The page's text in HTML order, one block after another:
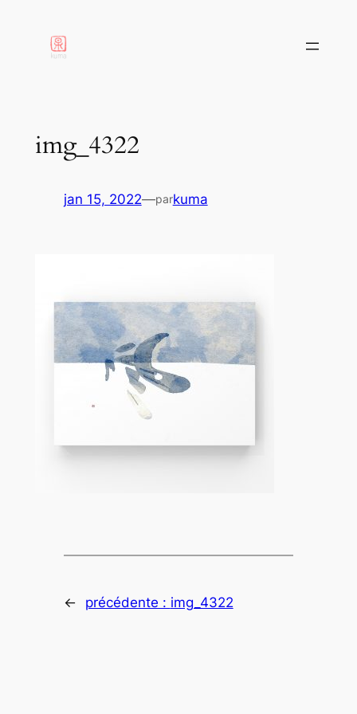
contenu
img_4322
jan 15, 2022—parkuma
← précédente : img_4322